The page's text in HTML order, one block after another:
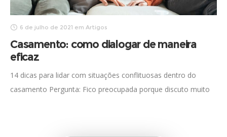
6 de julho de 2021 em Artigos
Casamento: como dialogar de maneira
eficaz
14 dicas para lidar com situações conflituosas dentro do
casamento Pergunta: Fico preocupada porque discuto muito